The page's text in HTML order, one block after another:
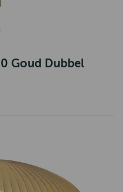
Goud Dubbel